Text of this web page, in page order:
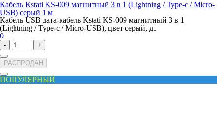
Кабель Kstati KS-009 магнитный 3 в 1 (Lightning / Type-c / Micro-
USB) серый 1 м
Кабель USB дата-кабель Kstati KS-009 магнитный 3 в 1
(Lightning / Type-c / Micro-USB), цвет серый, д..
0
- +
РАСПРОДАН
ПОПУЛЯРНЫЙ